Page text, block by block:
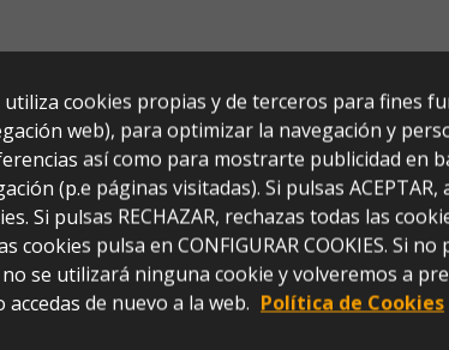
utiliza cookies propias y de terceros para fines
web), para optimizar la navegación y
así como para mostrarte publicidad en
(p.e páginas visitadas). Si pulsas ACEPTAR,
Si pulsas RECHAZAR, rechazas todas las
cookies pulsa en CONFIGURAR COOKIES. Si no
se utilizará ninguna cookie y volveremos a
accedas de nuevo a la web. Política de Cookies